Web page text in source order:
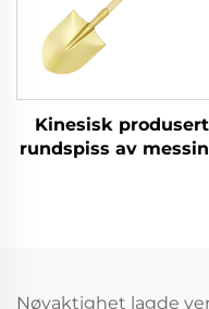
Kinesisk produsert
rundspiss av
Nøyaktighet lagde